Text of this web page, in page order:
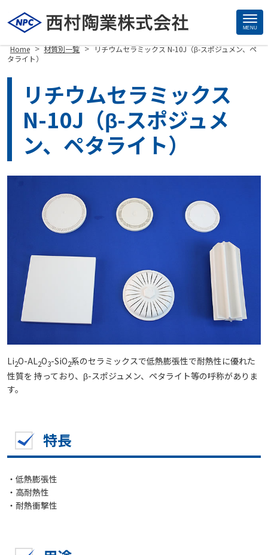
MENU
Home > 材質別一覧 > リチウムセラミックス N-10J（β-スポジュメン、ペ
タライト）
リチウムセラミックス
N-10J（β-スポジュメ
ン、ペタライト）
Li2O-AL2O3-SiO2系のセラミックスで低熱膨張性で耐熱性に優れた
性質を 持っており、β-スポジュメン、ペタライト等の呼称がありま
す。
特長
・低熱膨張性
・高耐熱性
・耐熱衝撃性
Site
Footer